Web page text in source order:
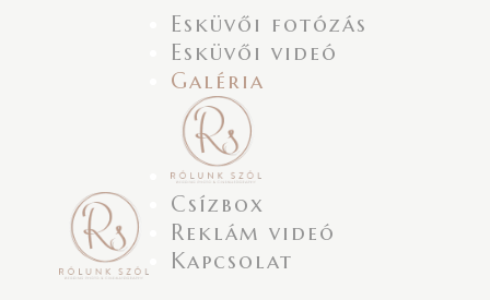
Esküvői fotózás
Esküvői videó
Galéria
Csízbox
Reklám videó
Kapcsolat